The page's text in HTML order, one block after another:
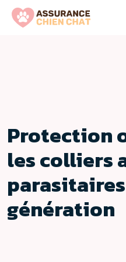
Protection
les colliers
génération